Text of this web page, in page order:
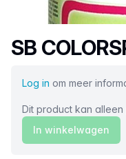
SB
Log in om meer
Dit product kan
In winkelwagen